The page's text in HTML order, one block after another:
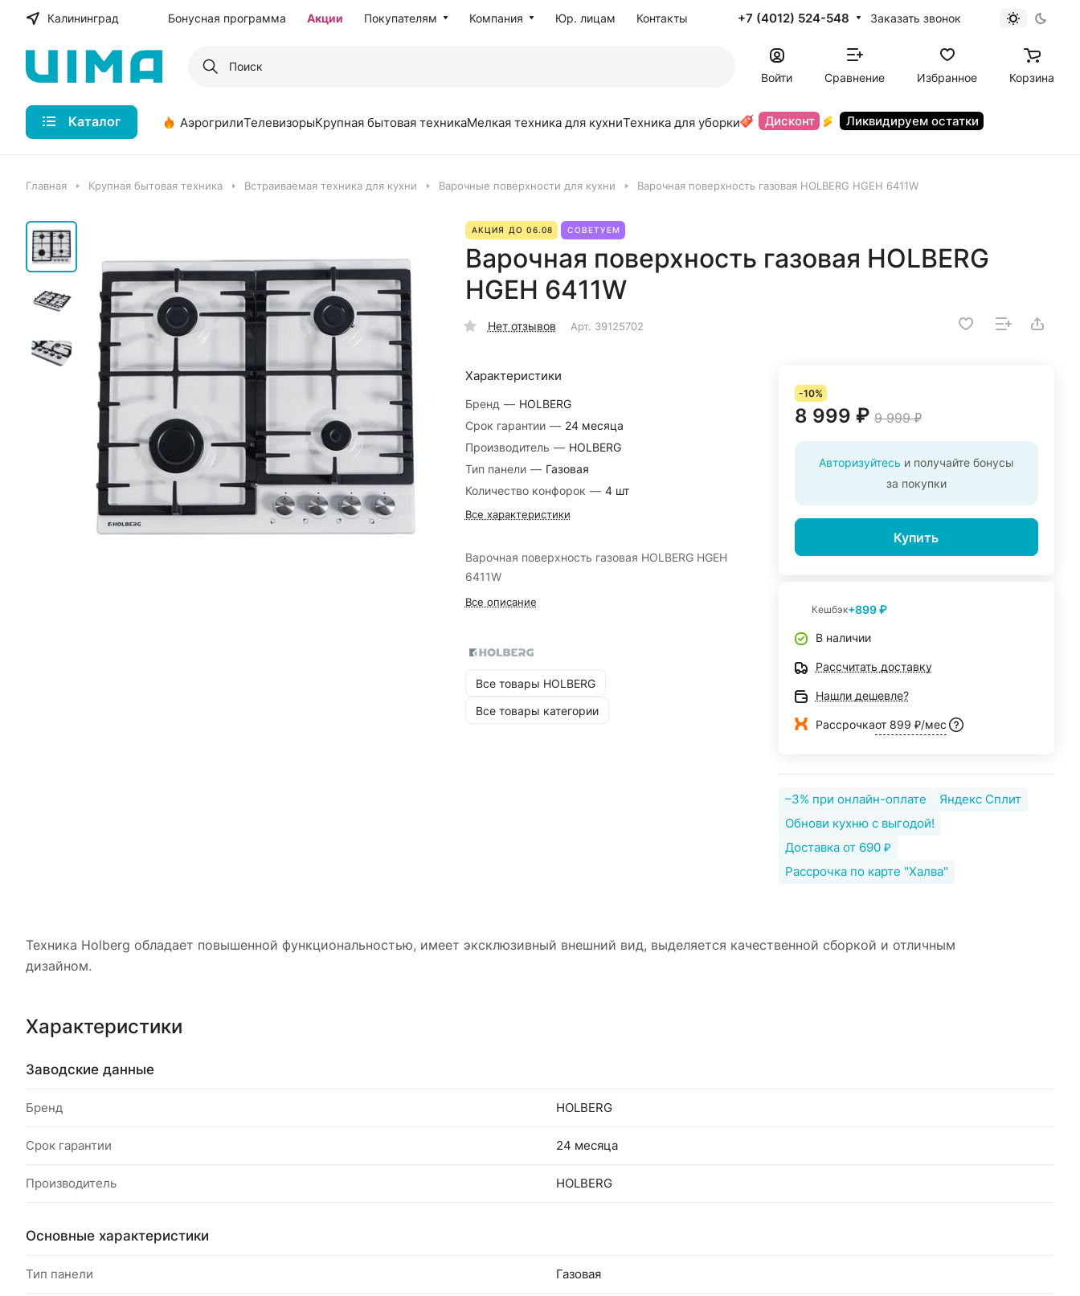
Калининград Бонусная программа Акции Покупателям Компания Юр. лицам Контакты +7 (4012) 524-548 Заказать звонок
Войти Сравнение Избранное Корзина
Каталог АэрогрилиТелевизорыКрупная бытовая техникаМелкая техника для кухниТехника для уборки Дисконт Ликвидируем остатки
Главная Крупная бытовая техника Встраиваемая техника для кухни Варочные поверхности для кухни Варочная поверхность газовая HOLBERG HGEH 6411W
АКЦИЯ ДО 06.08 СОВЕТУЕМ
Варочная поверхность газовая HOLBERG
HGEH 6411W
Нет отзывов Арт. 39125702
Характеристики
Бренд — HOLBERG
Срок гарантии — 24 месяца
Производитель — HOLBERG
Тип панели — Газовая
Количество конфорок — 4 шт
Все характеристики
Варочная поверхность газовая HOLBERG HGEH
6411W
Все описание
Все товары HOLBERG
Все товары категории
-10%
8 999 ₽ 9 999 ₽
Авторизуйтесь и получайте бонусы
за покупки
Купить
Кешбэк+899 ₽
В наличии
Рассчитать доставку
Нашли дешевле?
Рассрочкаот 899 ₽/мес
–3% при онлайн-оплате
Яндекс Сплит
Обнови кухню с выгодой!
Доставка от 690 ₽
Рассрочка по карте "Халва"
Техника Holberg обладает повышенной функциональностью, имеет эксклюзивный внешний вид, выделяется качественной сборкой и отличным
дизайном.
Характеристики
Заводские данные
Бренд HOLBERG
Срок гарантии 24 месяца
Производитель HOLBERG
Основные характеристики
Тип панели Газовая